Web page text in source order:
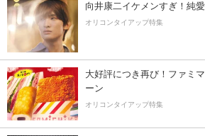
向井康二イケメンすぎ！純
オリコンタイアップ特集
大好評につき再び！ファミ
ーン
オリコンタイアップ特集